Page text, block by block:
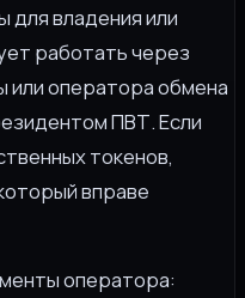
для владения или
работать через
оператора обмена
ПВТ. Если
токенов,
вправе
оператора: